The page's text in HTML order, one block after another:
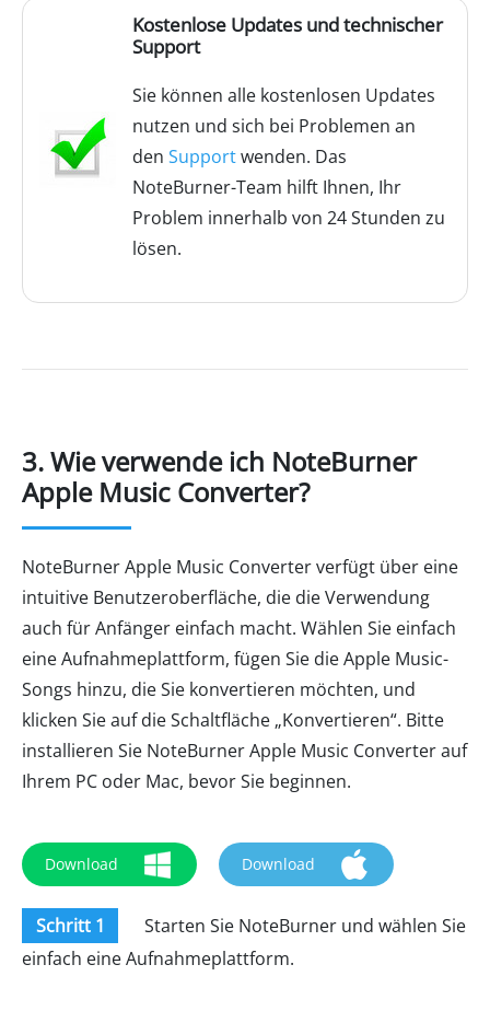
Kostenlose Updates und technischer
Support
Sie können alle kostenlosen Updates
nutzen und sich bei Problemen an
den Supportwenden. Das
NoteBurner-Team hilft Ihnen, Ihr
Problem innerhalb von 24 Stunden zu
lösen.
3. Wie verwende ich NoteBurner
Apple Music Converter?
NoteBurner Apple Music Converter verfügt über eine
intuitive Benutzeroberfläche, die die Verwendung
auch für Anfänger einfach macht. Wählen Sie einfach
eine Aufnahmeplattform, fügen Sie die Apple Music-
Songs hinzu, die Sie konvertieren möchten, und
klicken Sie auf die Schaltfläche „Konvertieren“. Bitte
installieren Sie NoteBurner Apple Music Converter auf
Ihrem PC oder Mac, bevor Sie beginnen.
Download Download
Schritt 1
Starten Sie NoteBurner und wählen Sie
einfach eine Aufnahmeplattform.